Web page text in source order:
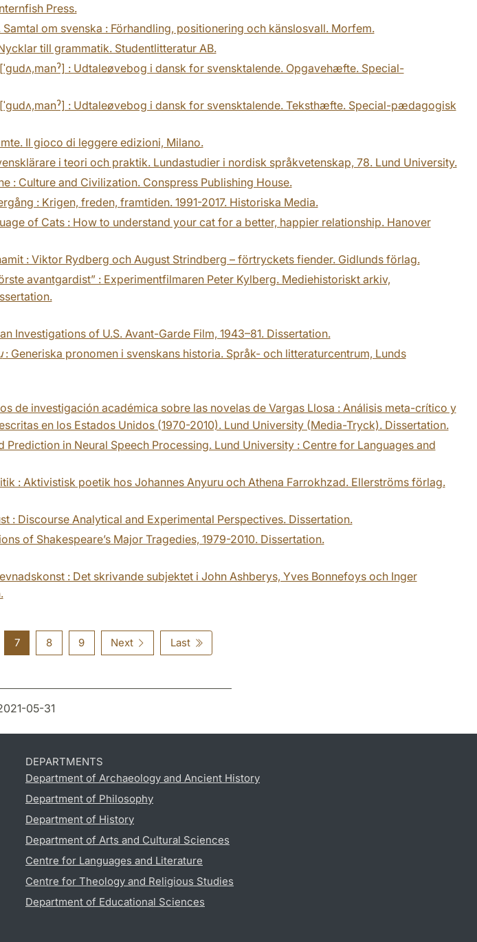
Press.
Samtal om svenska : Förhandling, positionering och känslosvall. Morfem.
till grammatik. Studentlitteratur AB.
: Udtaleøvebog i dansk for svensktalende. Opgavehæfte. Special-
: Udtaleøvebog i dansk for svensktalende. Teksthæfte. Special-pædagogisk
Il gioco di leggere edizioni, Milano.
i teori och praktik. Lundastudier i nordisk språkvetenskap, 78. Lund University.
: Culture and Civilization. Conspress Publishing House.
: Krigen, freden, framtiden. 1991-2017. Historiska Media.
of Cats : How to understand your cat for a better, happier relationship. Hanover
: Viktor Rydberg och August Strindberg – förtryckets fiender. Gidlunds förlag.
avantgardist” : Experimentfilmaren Peter Kylberg. Mediehistoriskt arkiv,
Investigations of U.S. Avant-Garde Film, 1943–81. Dissertation.
: Generiska pronomen i svenskans historia. Språk- och litteraturcentrum, Lunds
de investigación académica sobre las novelas de Vargas Llosa : Análisis meta-crítico y
en los Estados Unidos (1970-2010). Lund University (Media-Tryck). Dissertation.
Prediction in Neural Speech Processing. Lund University : Centre for Languages and
: Aktivistisk poetik hos Johannes Anyuru och Athena Farrokhzad. Ellerströms förlag.
: Discourse Analytical and Experimental Perspectives. Dissertation.
of Shakespeare’s Major Tragedies, 1979-2010. Dissertation.
: Det skrivande subjektet i John Ashberys, Yves Bonnefoys och Inger
7 8 9 Next Last
05-31
DEPARTMENTS
Department of Archaeology and Ancient History
Department of Philosophy
Department of History
Department of Arts and Cultural Sciences
Centre for Languages and Literature
Centre for Theology and Religious Studies
Department of Educational Sciences